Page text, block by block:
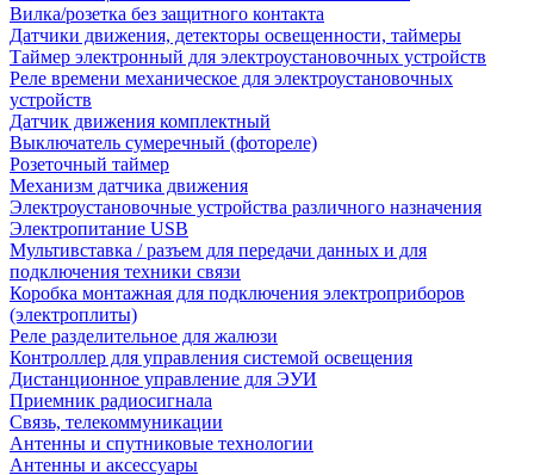
Вилка/розетка без защитного контакта
Датчики движения, детекторы освещенности, таймеры
Таймер электронный для электроустановочных устройств
Реле времени механическое для электроустановочных
устройств
Датчик движения комплектный
Выключатель сумеречный (фотореле)
Розеточный таймер
Механизм датчика движения
Электроустановочные устройства различного назначения
Электропитание USB
Мультивставка / разъем для передачи данных и для
подключения техники связи
Коробка монтажная для подключения электроприборов
(электроплиты)
Реле разделительное для жалюзи
Контроллер для управления системой освещения
Дистанционное управление для ЭУИ
Приемник радиосигнала
Связь, телекоммуникации
Антенны и спутниковые технологии
Антенны и аксессуары